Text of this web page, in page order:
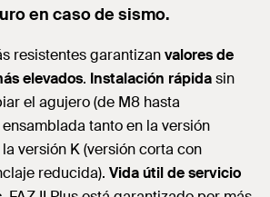
en caso de sismo.
resistentes garantizanvalores de
elevados. Instalación rápidasin
el agujero (de M8 hasta
tanto en la versión
versión K (versión corta con
reducida). Vida útil de servicio